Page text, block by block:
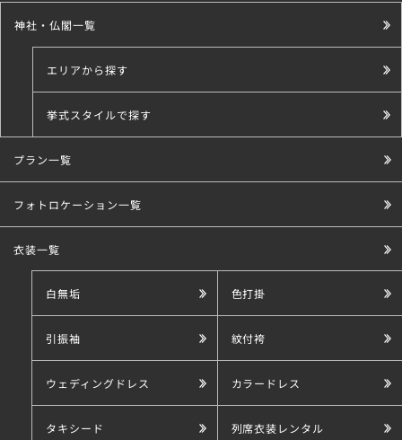
神社・仏閣一覧
エリアから探す
挙式スタイルで探す
こだわり条件で探す
プラン一覧
フォトロケーション一覧
衣装一覧
白無垢 色打掛
引振袖 紋付袴
ウェディングドレス カラードレス
タキシード 列席衣装レンタル